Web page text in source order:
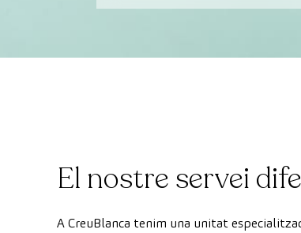
El nostre servei
A CreuBlanca tenim una unitat